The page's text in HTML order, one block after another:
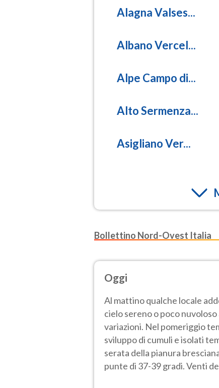
Alagna Valses...
Albano Vercel...
Alpe Campo di...
Alto Sermenza...
Asigliano Ver...
Bollettino Nord-Ovest Italia
Oggi
Al mattino qualche locale
cielo sereno o poco
variazioni. Nel pomeriggio
sviluppo di cumuli e isolati
serata della pianura
punte di 37-39 gradi. Venti